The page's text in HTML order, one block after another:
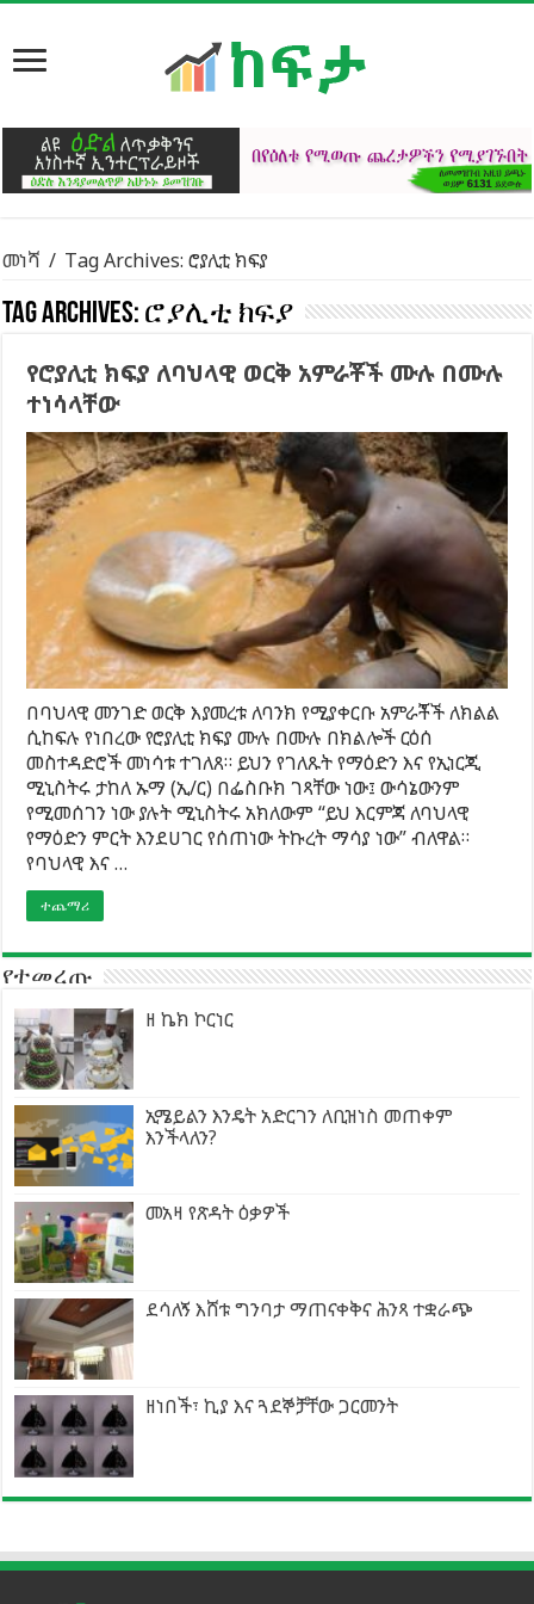
መነሻ / Tag Archives: ሮያሊቲ ክፍያ
Tag Archives: ሮያሊቲ ክፍያ
የሮያሊቲ ክፍያ ለባህላዊ ወርቅ አምራቾች ሙሉ በሙሉ
ተነሳላቸው
በባህላዊ መንገድ ወርቅ እያመረቱ ለባንክ የሚያቀርቡ አምራቾች ለክልል
ሲከፍሉ የነበረው የሮያሊቲ ክፍያ ሙሉ በሙሉ በክልሎች ርዕሰ
መስተዳድሮች መነሳቱ ተገለጸ። ይህን የገለጹት የማዕድን እና የኢነርጂ
ሚኒስትሩ ታከለ ኡማ (ኢ/ር) በፌስቡክ ገጻቸው ነው፤ ውሳኔውንም
የሚመሰገን ነው ያሉት ሚኒስትሩ አክለውም “ይህ እርምጃ ለባህላዊ
የማዕድን ምርት እንደሀገር የሰጠነው ትኩረት ማሳያ ነው” ብለዋል።
የባህላዊ እና …
ተጨማሪ
የተመረጡ
ዘ ኬክ ኮርነር
ኢሜይልን እንዴት አድርገን ለቢዝነስ መጠቀም
እንችላለን?
መአዛ የጽዳት ዕቃዎች
ደሳለኝ እሸቱ ግንባታ ማጠናቀቅና ሕንጻ ተቋራጭ
ዘነበች፣ ኪያ እና ጓደኞቻቸው ጋርመንት